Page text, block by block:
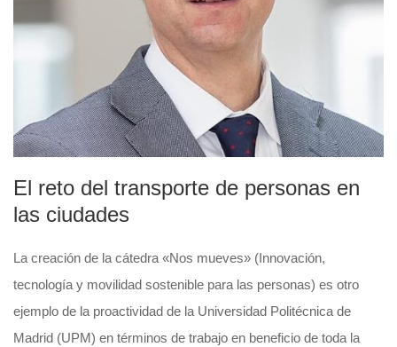
El reto del transporte de personas en
las ciudades
La creación de la cátedra «Nos mueves» (Innovación,
tecnología y movilidad sostenible para las personas) es otro
ejemplo de la proactividad de la Universidad Politécnica de
Madrid (UPM) en términos de trabajo en beneficio de toda la